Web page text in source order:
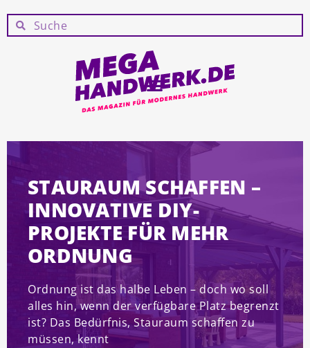
STAURAUM SCHAFFEN –
INNOVATIVE DIY-
PROJEKTE FÜR MEHR
ORDNUNG
Ordnung ist das halbe Leben – doch wo soll
alles hin, wenn der verfügbare Platz begrenzt
ist? Das Bedürfnis, Stauraum schaffen zu
müssen, kennt